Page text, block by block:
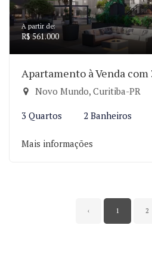
A partir de:
R$ 561.000
Apartamento à Venda com
Novo Mundo, Curitiba-PR
3 Quartos 2 Banheiros
Mais informações
‹ 1 2